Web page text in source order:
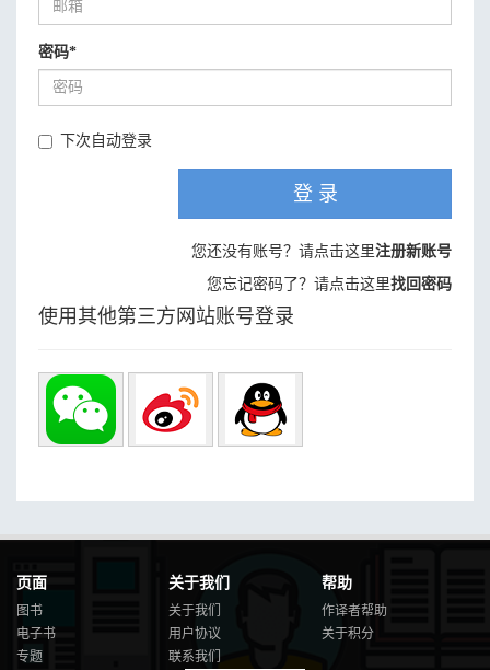
密码*
下次自动登录
登 录
您还没有账号？请点击这里注册新账号
您忘记密码了？请点击这里找回密码
使用其他第三方网站账号登录
页面
图书
电子书
专题
关于我们
关于我们
用户协议
联系我们
帮助
作译者帮助
关于积分